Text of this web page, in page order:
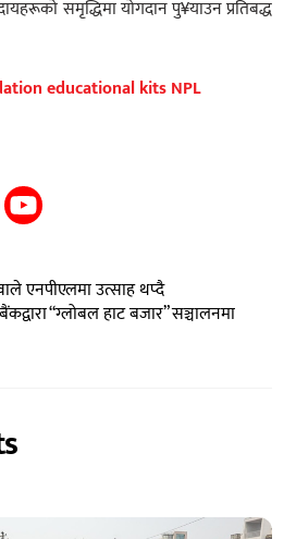
समृद्धिमा योगदान पु¥याउन प्रतिबद्ध
educational kits NPL
एनपीएलमा उत्साह थप्दै
“ग्लोबल हाट बजार” सञ्चालनमा